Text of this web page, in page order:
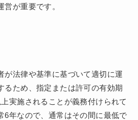
が重要です。
が法律や基準に基づいて適切に運
るため、指定または許可の有効期
実施されることが義務付けられて
6年なので、通常はその間に最低で